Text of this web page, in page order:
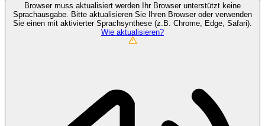
Browser muss aktualisiert werden
Ihr Browser unterstützt keine
Sprachausgabe. Bitte aktualisieren Sie Ihren Browser oder verwenden
Sie einen mit aktivierter Sprachsynthese (z.B. Chrome, Edge, Safari).
Wie aktualisieren?